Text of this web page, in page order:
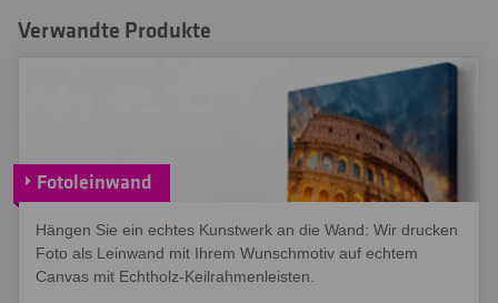
Verwandte Produkte
Fotoleinwand
Hängen Sie ein echtes Kunstwerk an die Wand: Wir drucken
Foto als Leinwand mit Ihrem Wunschmotiv auf echtem
Canvas mit Echtholz-Keilrahmenleisten.